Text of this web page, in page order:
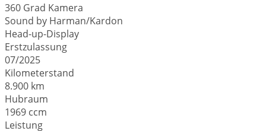
360 Grad Kamera
Sound by Harman/Kardon
Head-up-Display
Erstzulassung
07/2025
Kilometerstand
8.900 km
Hubraum
1969 ccm
Leistung